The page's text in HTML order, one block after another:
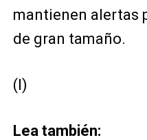
mantienen alertas
de gran tamaño.
(I)
Lea también: